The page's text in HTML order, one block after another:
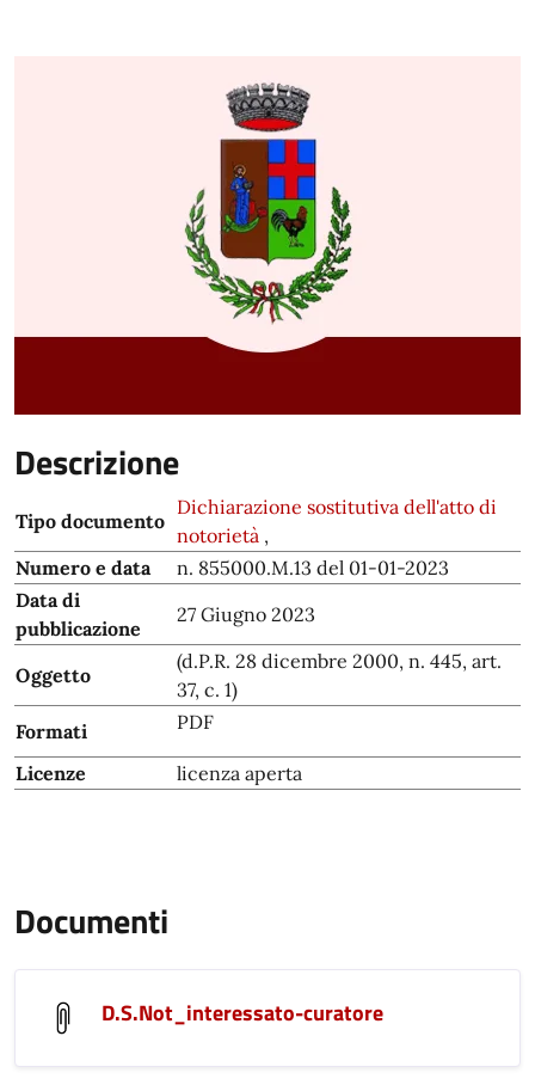
Descrizione
Tipo documento
Dichiarazione sostitutiva dell'atto di
notorietà ,
Numero e data
n. 855000.M.13 del 01-01-2023
Data di
pubblicazione
27 Giugno 2023
Oggetto
(d.P.R. 28 dicembre 2000, n. 445, art.
37, c. 1)
Formati
PDF
Licenze licenza aperta
Documenti
D.S.Not_interessato-curatore